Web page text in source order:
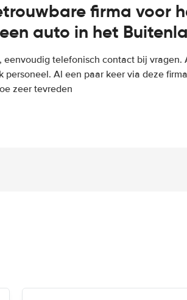
firma voor
auto in het
eenvoudig telefonisch contact bij vragen.
personeel. Al een paar keer via deze
zeer tevreden